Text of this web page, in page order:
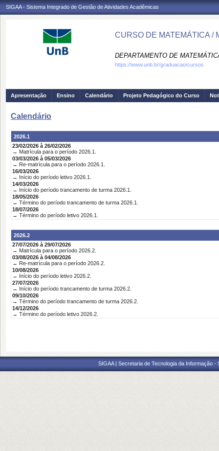
SIGAA - Sistema Integrado de Gestão de Atividades Acadêmicas
CURSO DE MATEMÁTICA /
DEPARTAMENTO DE
https://www.unb.br/graduacao/cursos
Apresentação Ensino Calendário Projeto Pedagógico do Curso
Calendário
2026.1
23/02/2026 à 26/02/2026
→ Matrícula para o período 2026.1.
03/03/2026 à 05/03/2026
→ Re-matrícula para o período 2026.1.
16/03/2026
→ Início do período letivo 2026.1.
14/03/2026
→ Início do período trancamento de turma 2026.1.
18/05/2026
→ Término do período trancamento de turma 2026.1.
18/07/2026
→ Término do período letivo 2026.1.
2026.2
27/07/2026 à 29/07/2026
→ Matrícula para o período 2026.2.
03/08/2026 à 04/08/2026
→ Re-matrícula para o período 2026.2.
10/08/2026
→ Início do período letivo 2026.2.
27/07/2026
→ Início do período trancamento de turma 2026.2.
09/10/2026
→ Término do período trancamento de turma 2026.2.
14/12/2026
→ Término do período letivo 2026.2.
SIGAA | Secretaria de Tecnologia da Informação